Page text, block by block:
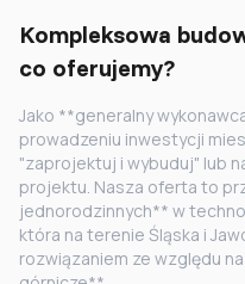
Kompleksowa
co oferujemy?
Jako **generalny
prowadzeniu inwestycji
"zaprojektuj i wybuduj" lub
projektu. Nasza oferta to
jednorodzinnych** w
która na terenie Śląska i
rozwiązaniem ze względu